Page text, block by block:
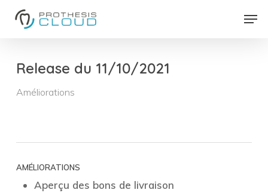
contentRelease du 11/10/2021
Améliorations
AMÉLIORATIONS
Aperçu des bons de livraison